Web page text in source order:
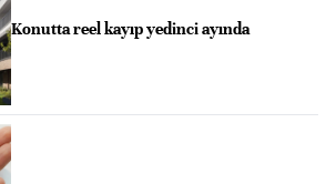
Konutta reel kayıp yedinci ayında